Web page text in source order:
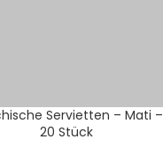
Servietten – Mati –
20 Stück